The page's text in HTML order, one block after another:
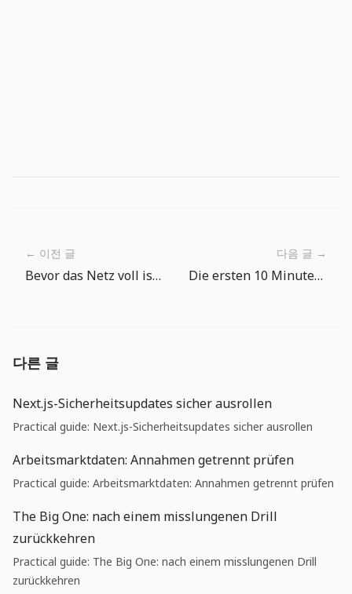
← 이전 글
Bevor das Netz voll ist: ein besserer Angelrhythmus
다음 글 →
Die ersten 10 Minuten in The Big One: Fangen, prüfen, erneut auswerfen
다른 글
Next.js-Sicherheitsupdates sicher ausrollen
Practical guide: Next.js-Sicherheitsupdates sicher ausrollen
Arbeitsmarktdaten: Annahmen getrennt prüfen
Practical guide: Arbeitsmarktdaten: Annahmen getrennt prüfen
The Big One: nach einem misslungenen Drill
zurückkehren
Practical guide: The Big One: nach einem misslungenen Drill
zurückkehren